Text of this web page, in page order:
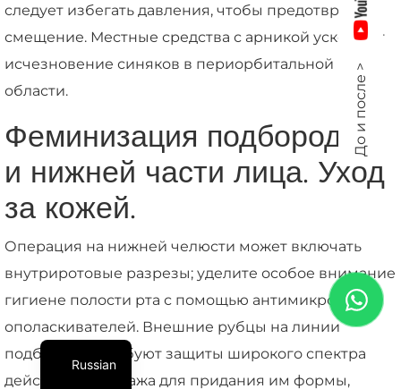
следует избегать давления, чтобы предотвратить
смещение. Местные средства с арникой ускоряют
исчезновение синяков в периорбитальной
области.
Феминизация подбородка
и нижней части лица. Уход
за кожей.
Операция на нижней челюсти может включать
внутриротовые разрезы; уделите особое внимание
гигиене полости рта с помощью антимикробных
ополаскивателей. Внешние рубцы на линии
подбородка требуют защиты широкого спектра
действия и массажа для придания им формы,
До и после >
Russian